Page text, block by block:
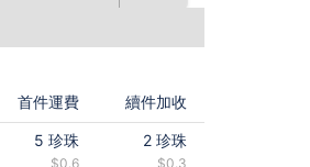
首件運費 續件加收
5 珍珠
$0.6
2珍珠
$0.3